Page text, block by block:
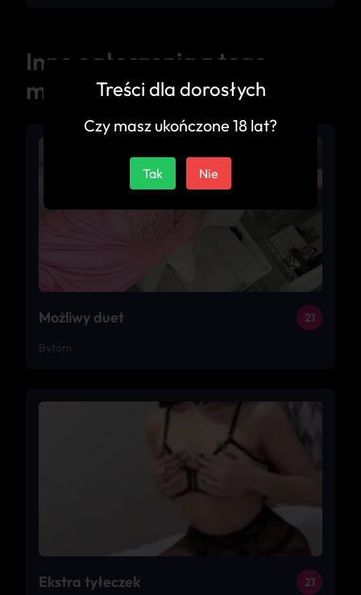
Inne ogłoszenia z tego
miasta
Możliwy duet 21
Bytom
Ekstra tyłeczek 21
Treści dla dorosłych
Czy masz ukończone 18 lat?
Tak Nie